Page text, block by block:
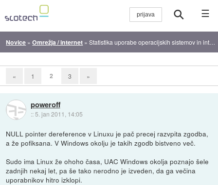
☰
Novice »Omrežja / internet »Statistika uporabe operacijskih sistemov in internetnih brskalnikov v letu 2010
« 1 2 3 »
poweroff
:: 5. jan 2011, 14:05
NULL pointer dereference v Linuxu je pač precej razvpita zgodba,
a že pofiksana. V Windows okolju je takih zgodb bistveno več.
Sudo ima Linux že ohoho časa, UAC Windows okolja poznajo šele
zadnjih nekaj let, pa še tako nerodno je izveden, da ga večina
uporabnikov hitro izklopi.